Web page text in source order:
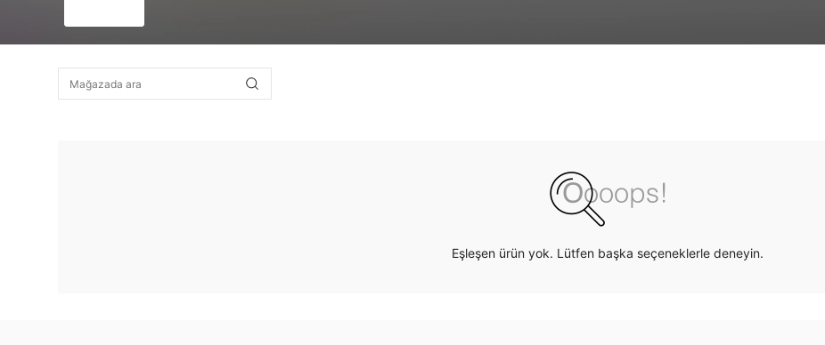
Eşleşen ürün yok. Lütfen başka seçeneklerle deneyin.